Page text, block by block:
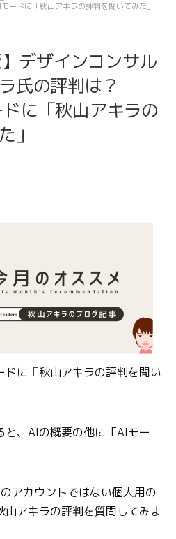
ードに「秋山アキラの評判を聞いてみた」
デザインコンサル
氏の評判は？
に「秋山アキラの
」
に『秋山アキラの評判を聞い
、AIの概要の他に「AIモー
アカウントではない個人用の
アキラの評判を質問してみま